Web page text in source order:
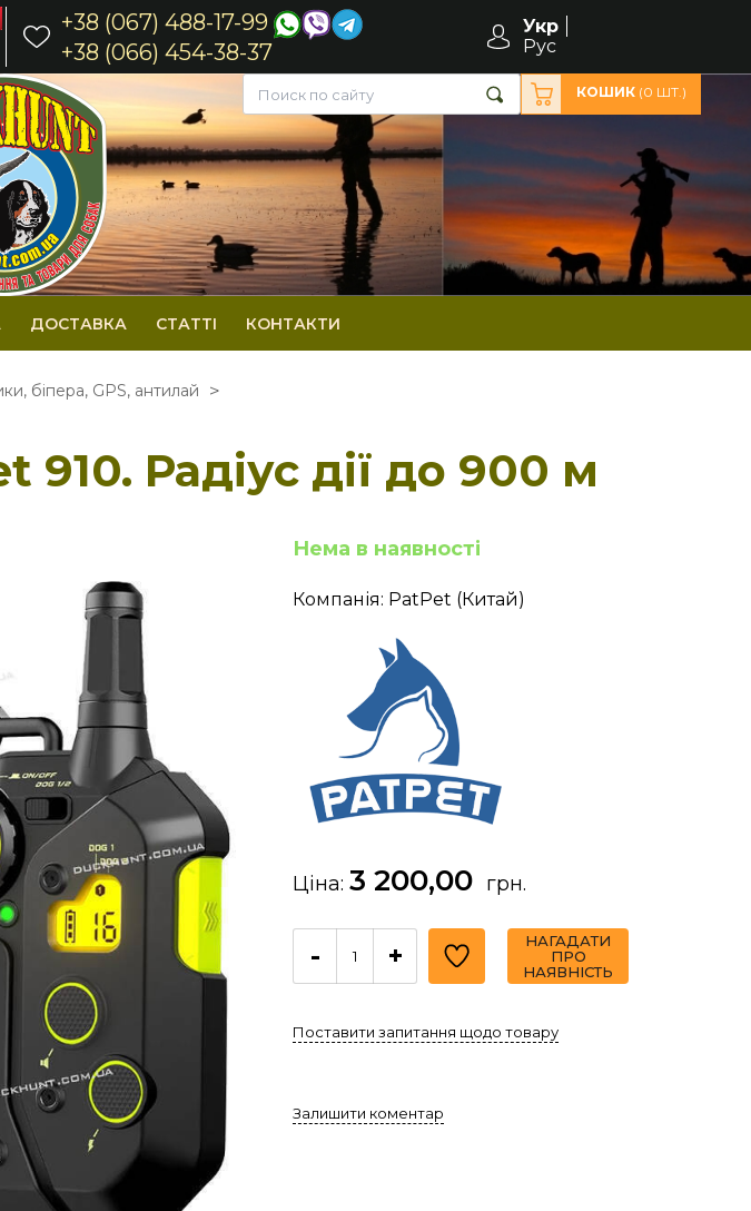
+38 (067) 488-17-99
+38 (066) 454-38-37
Укр
Рус
КОШИК (0 ШТ.)
ДОСТАВКА СТАТТІ КОНТАКТИ
біпера, GPS, антилай
Радіус дії до 900 м
Нема в наявності
Компанія: PatPet (Китай)
Ціна: 3 200,00 грн.
- +
НАГАДАТИ
ПРО
НАЯВНІСТЬ
Поставити запитання щодо товару
Залишити коментар